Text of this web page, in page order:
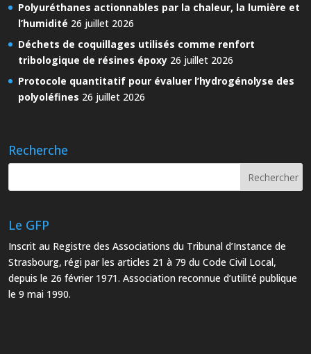
Polyuréthanes actionnables par la chaleur, la lumière et
l’humidité 26 juillet 2026
Déchets de coquillages utilisés comme renfort
tribologique de résines époxy 26 juillet 2026
Protocole quantitatif pour évaluer l’hydrogénolyse des
polyoléfines 26 juillet 2026
Recherche
Le GFP
Inscrit au Registre des Associations du Tribunal d’Instance de
Strasbourg, régi par les articles 21 à 79 du Code Civil Local,
depuis le 26 février 1971. Association reconnue d’utilité publique
le 9 mai 1990.